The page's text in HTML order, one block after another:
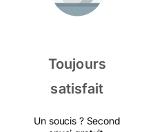
Toujours
satisfait
Un soucis ? Second